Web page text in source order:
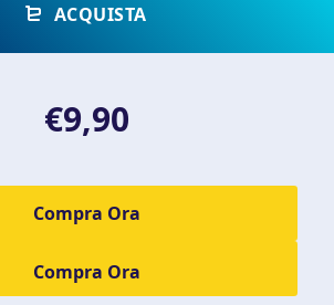
ACQUISTA
€9,90
Compra Ora